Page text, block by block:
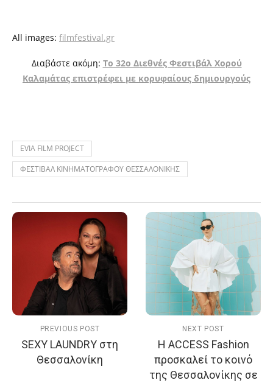
All images: filmfestival.gr
Διαβάστε ακόμη: Το 32ο Διεθνές Φεστιβάλ Χορού
Καλαμάτας επιστρέφει με κορυφαίους δημιουργούς
EVIA FILM PROJECT
ΦΕΣΤΙΒΑΛ ΚΙΝΗΜΑΤΟΓΡΑΦΟΥ ΘΕΣΣΑΛΟΝΙΚΗΣ
PREVIOUS POST
SEXY LAUNDRY στη
Θεσσαλονίκη
NEXT POST
Η ACCESS Fashion
προσκαλεί το κοινό
της Θεσσαλονίκης σε